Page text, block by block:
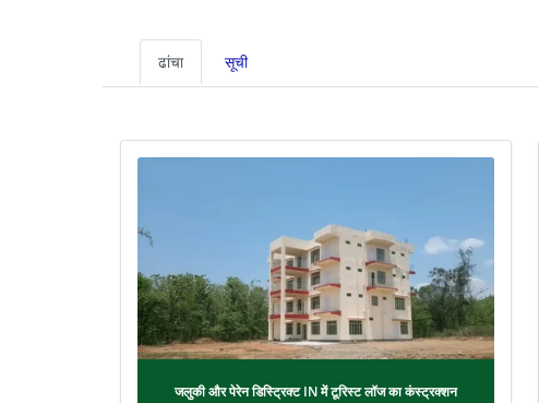
ढांचा सूची
जलुकी और पेरेन डिस्ट्रिक्ट IN में टूरिस्ट लॉज का कंस्ट्रक्शन